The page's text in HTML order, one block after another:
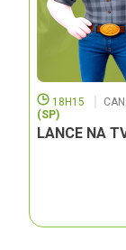
18H15
(SP)
LANCE NA